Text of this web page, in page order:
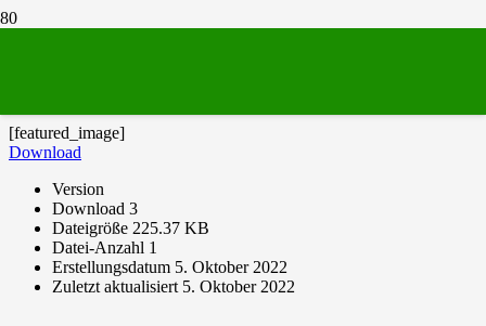
[featured_image]
Download
Version
Download 3
Dateigröße 225.37 KB
Datei-Anzahl 1
Erstellungsdatum 5. Oktober 2022
Zuletzt aktualisiert 5. Oktober 2022